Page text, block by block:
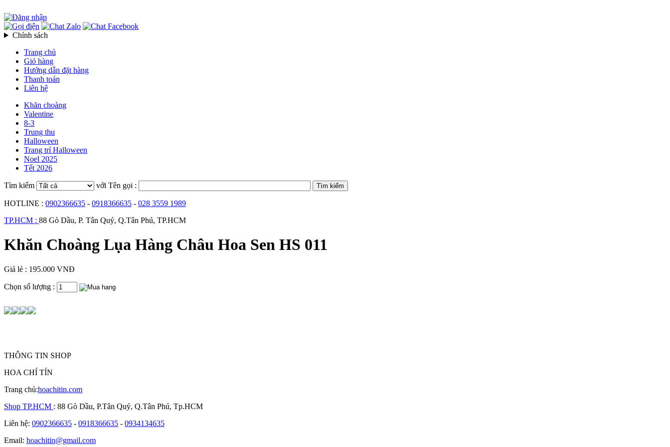
Chính sách
Trang chủ
Giỏ hàng
Hướng dẫn đặt hàng
Thanh toán
Liên hệ
Khăn choàng
Valentine
8-3
Trung thu
Halloween
Trang trí Halloween
Noel 2025
Tết 2026
Tìm kiếm với Tên gọi :
HOTLINE : 0902366635 - 0918366635 - 028 3559 1989
TP.HCM : 88 Gò Dầu, P. Tân Quý, Q.Tân Phú, TP.HCM
Khăn Choàng Lụa Hàng Châu Hoa Sen HS 011
Giá lẻ : 195.000 VNĐ
Chọn số lượng :
THÔNG TIN SHOP
HOA CHÍ TÍN
Trang chủ:hoachitin.com
Shop TP.HCM : 88 Gò Dầu, P.Tân Quý, Q.Tân Phú, Tp.HCM
Liên hệ: 0902366635 - 0918366635 - 0934134635
Email: hoachitin@gmail.com